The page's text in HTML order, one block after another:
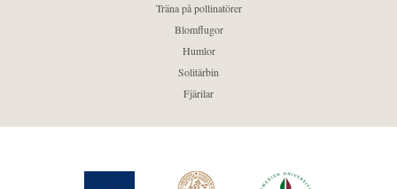
Träna på pollinatörer
Blomflugor
Humlor
Solitärbin
Fjärilar